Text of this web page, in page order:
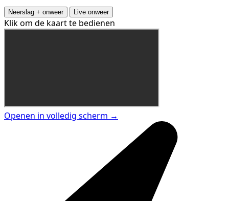
Neerslag + onweer Live onweer
Klik om de kaart te bedienen
Openen in volledig scherm →